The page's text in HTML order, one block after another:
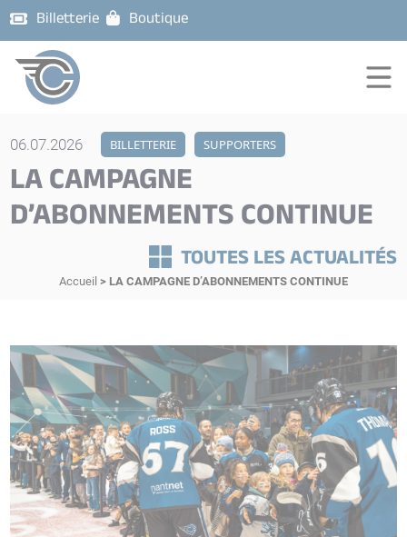
Billetterie Boutique
06.07.2026 BILLETTERIE SUPPORTERS
LA CAMPAGNE
D’ABONNEMENTS CONTINUE
TOUTES LES ACTUALITÉS
Accueil > LA CAMPAGNE D’ABONNEMENTS CONTINUE